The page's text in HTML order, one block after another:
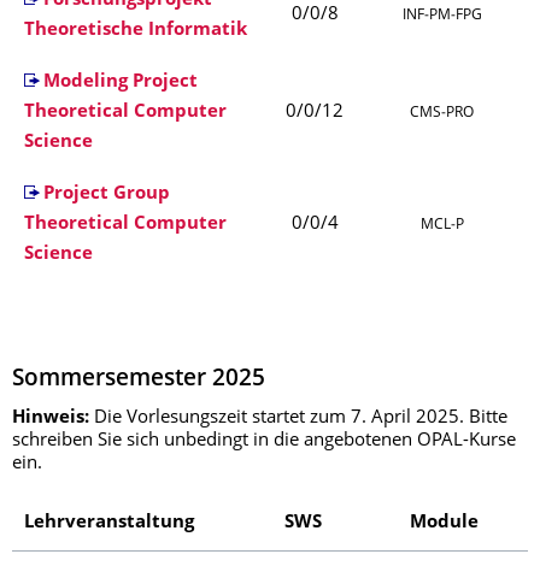
Theoretische Informatik
0/0/8 INF‑PM‑FPG
Modeling Project
Theoretical Computer
Science
0/0/12 CMS‑PRO
Project Group
Theoretical Computer
Science
0/0/4 MCL‑P
Sommersemester 2025
Hinweis: Die Vorlesungszeit startet zum 7. April 2025. Bitte
schreiben Sie sich unbedingt in die angebotenen OPAL-Kurse
ein.
Lehrveranstaltung SWS Module